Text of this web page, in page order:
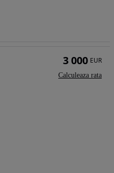
3 000 EUR
Calculeaza rata